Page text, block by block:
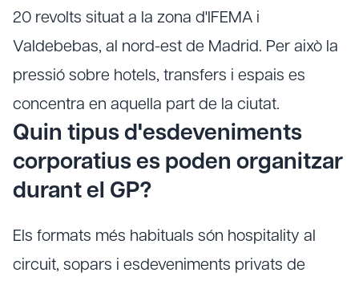
20 revolts situat a la zona d'IFEMA i
Valdebebas, al nord-est de Madrid. Per això la
pressió sobre hotels, transfers i espais es
concentra en aquella part de la ciutat.
Quin tipus d'esdeveniments
corporatius es poden organitzar
durant el GP?
Els formats més habituals són hospitality al
circuit, sopars i esdeveniments privats de